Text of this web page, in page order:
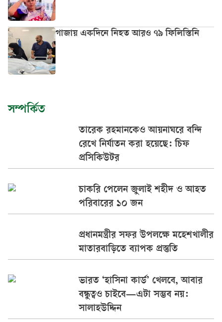
গাজায় একদিনে নিহত আরও ৭৯ ফিলিস্তিনি
সম্পর্কিত
তারেক রহমানকেও আয়নাঘরে বন্দি
রেখে নির্যাতন করা হয়েছে: চিফ
প্রসিকিউটর
চাকরি পেলেন জুলাই শহীদ ও আহত
পরিবারের ১০ জন
প্রধানমন্ত্রীর সফর উপলক্ষে মহেশখালীর
মাতারবাড়িতে ব্যাপক প্রস্তুতি
ভারত ‘হাসিনা কার্ড’ খেলবে, আবার
বন্ধুত্বও চাইবে—এটা সম্ভব নয়:
সালাহউদ্দিন